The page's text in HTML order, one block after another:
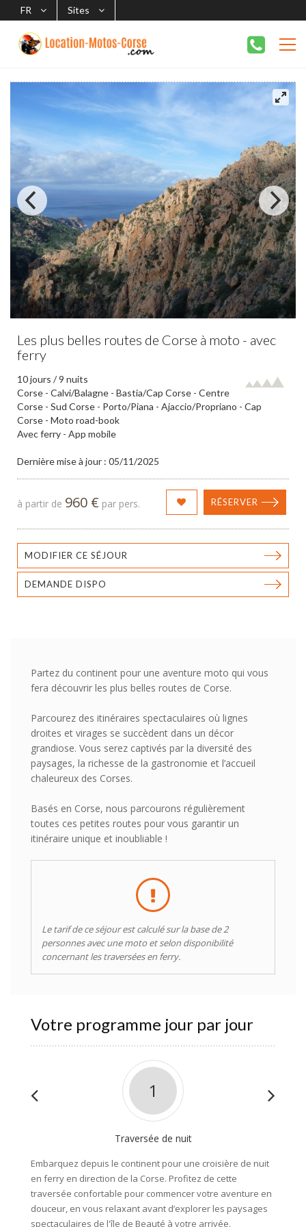
FR Sites
Les plus belles routes de Corse à moto - avec
ferry
10 jours / 9 nuits
Corse - Calvi/Balagne - Bastia/Cap Corse - Centre
Corse - Sud Corse - Porto/Piana - Ajaccio/Propriano - Cap
Corse - Moto road-book
Avec ferry - App mobile
Dernière mise à jour : 05/11/2025
à partir de 960 € par pers. RÉSERVER
MODIFIER CE SÉJOUR
DEMANDE DISPO
Partez du continent pour une aventure moto qui vous
fera découvrir les plus belles routes de Corse.
Parcourez des itinéraires spectaculaires où lignes
droites et virages se succèdent dans un décor
grandiose. Vous serez captivés par la diversité des
paysages, la richesse de la gastronomie et l’accueil
chaleureux des Corses.
Basés en Corse, nous parcourons régulièrement
toutes ces petites routes pour vous garantir un
itinéraire unique et inoubliable !
Le tarif de ce séjour est calculé sur la base de 2
personnes avec une moto et selon disponibilité
concernant les traversées en ferry.
Votre programme jour par jour
1
Traversée de nuit
Embarquez depuis le continent pour une croisière de nuit
en ferry en direction de la Corse. Profitez de cette
traversée confortable pour commencer votre aventure en
douceur, en vous relaxant avant d’explorer les paysages
spectaculaires de l'île de Beauté à votre arrivée.